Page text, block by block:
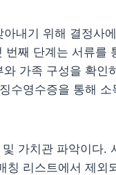
내기 위해 결정사
째 단계는 서류를
가족 구성을 확인
수영수증을 통해
가치관 파악이다.
칭 리스트에서 제외